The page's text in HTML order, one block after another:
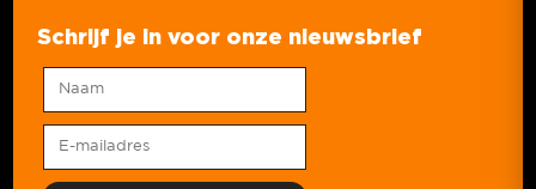
Schrijf je in voor onze nieuwsbrief